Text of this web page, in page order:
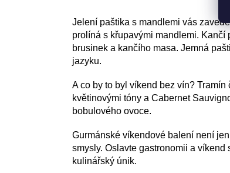
Jelení paštika s mandlemi vás
prolíná s křupavými mandlemi.
brusinek a kančího masa. Jemná
jazyku.
A co by to byl víkend bez vín?
květinovými tóny a Cabernet
bobulového ovoce.
Gurmánské víkendové balení není
smysly. Oslavte gastronomii a
kulinářský únik.